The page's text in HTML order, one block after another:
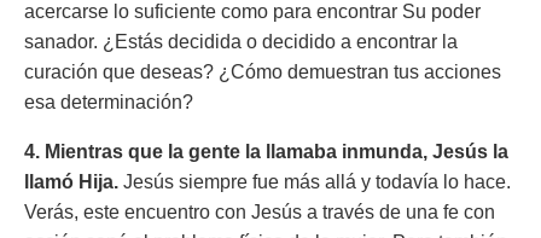
acercarse lo suficiente como para encontrar Su poder
sanador. ¿Estás decidida o decidido a encontrar la
curación que deseas? ¿Cómo demuestran tus acciones
esa determinación?
4. Mientras que la gente la llamaba inmunda, Jesús la
llamó Hija. Jesús siempre fue más allá y todavía lo hace.
Verás, este encuentro con Jesús a través de una fe con